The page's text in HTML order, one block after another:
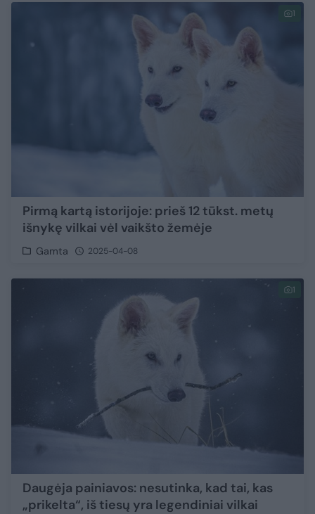
1
Pirmą kartą istorijoje: prieš 12 tūkst. metų
išnykę vilkai vėl vaikšto žemėje
Gamta 2025-04-08
1
Daugėja painiavos: nesutinka, kad tai, kas
„prikelta“, iš tiesų yra legendiniai vilkai